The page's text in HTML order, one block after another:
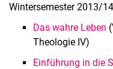
Win­ter­se­mes­ter 2013/14
Das wahre Leben
Theologie IV)
Einführung in die